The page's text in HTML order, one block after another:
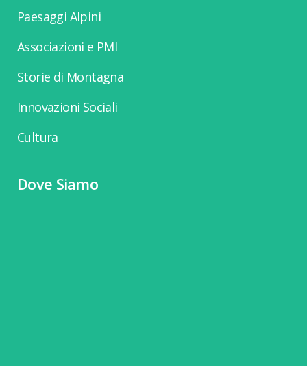
Paesaggi Alpini
Associazioni e PMI
Storie di Montagna
Innovazioni Sociali
Cultura
Dove Siamo